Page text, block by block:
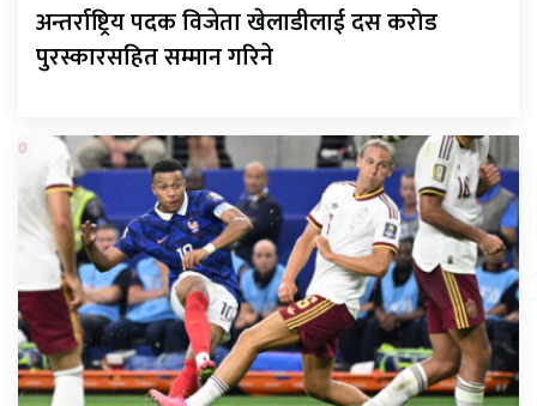
अन्तर्राष्ट्रिय पदक विजेता खेलाडीलाई दस करोड
पुरस्कारसहित सम्मान गरिने